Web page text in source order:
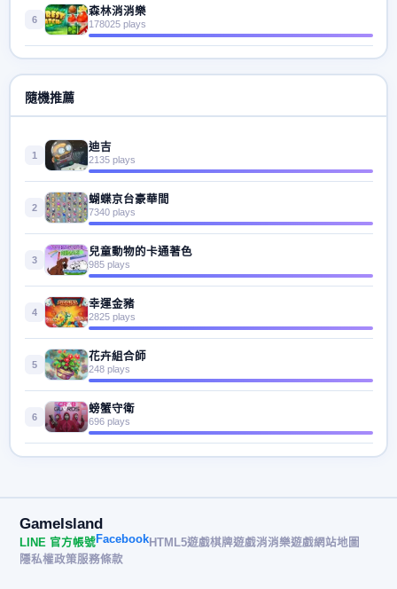
6
森林消消樂
178025 plays
隨機推薦
1
迪吉
2135 plays
2
蝴蝶京台豪華間
7340 plays
3
兒童動物的卡通著色
985 plays
4
幸運金豬
2825 plays
5
花卉組合師
248 plays
6
螃蟹守衛
696 plays
GameIsland
LINE 官方帳號FacebookHTML5遊戲棋牌遊戲消消樂遊戲網站地圖
隱私權政策服務條款